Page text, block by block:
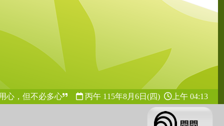
心，但不必多心 丙午 115年8月6日(四) 上午 04:13